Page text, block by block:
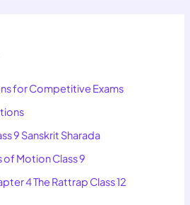
for Competitive Exams
9 Sanskrit Sharada
Motion Class 9
4 The Rattrap Class 12